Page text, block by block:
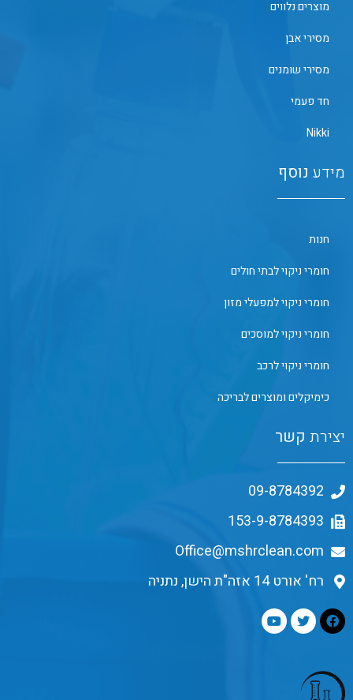
מוצרים נלווים
מסירי אבן
מסירי שומנים
חד פעמי
Nikki
מידע נוסף
חנות
חומרי ניקוי לבתי חולים
חומרי ניקוי למפעלי מזון
חומרי ניקוי למוסכים
חומרי ניקוי לרכב
כימיקלים ומוצרים לבריכה
יצירת קשר
09-8784392
153-9-8784393
Office@mshrclean.com
רח' אורט 14 אזה"ת הישן, נתניה